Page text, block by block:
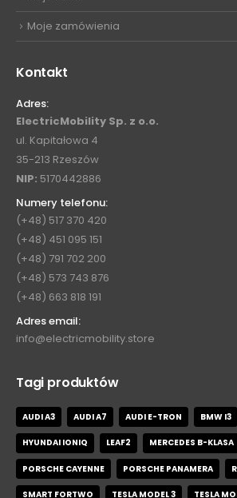
Moje zamówienia
Kontakt
Adres:
ElectricMobility Sp. z o.o.
ul. Kapitałowa 4
35-213 Rzeszów
NIP: 5170442886
Numery telefonu:
(+48) 517 370 420
(+48) 451 095 151
(+48) 791 702 200
(+48) 573 743 876
(+48) 663 818 191
Adres email:
info@electricmobility.store
Tagi produktów
AUDI A3 AUDI A7 AUDI E-TRON BMW I3
HYUNDAI IONIQ LEAF2 MERCEDES B-KLASA
PORSCHE CAYENNE PORSCHE PANAMERA
SMART FORTWO TESLA MODEL 3 TESLA